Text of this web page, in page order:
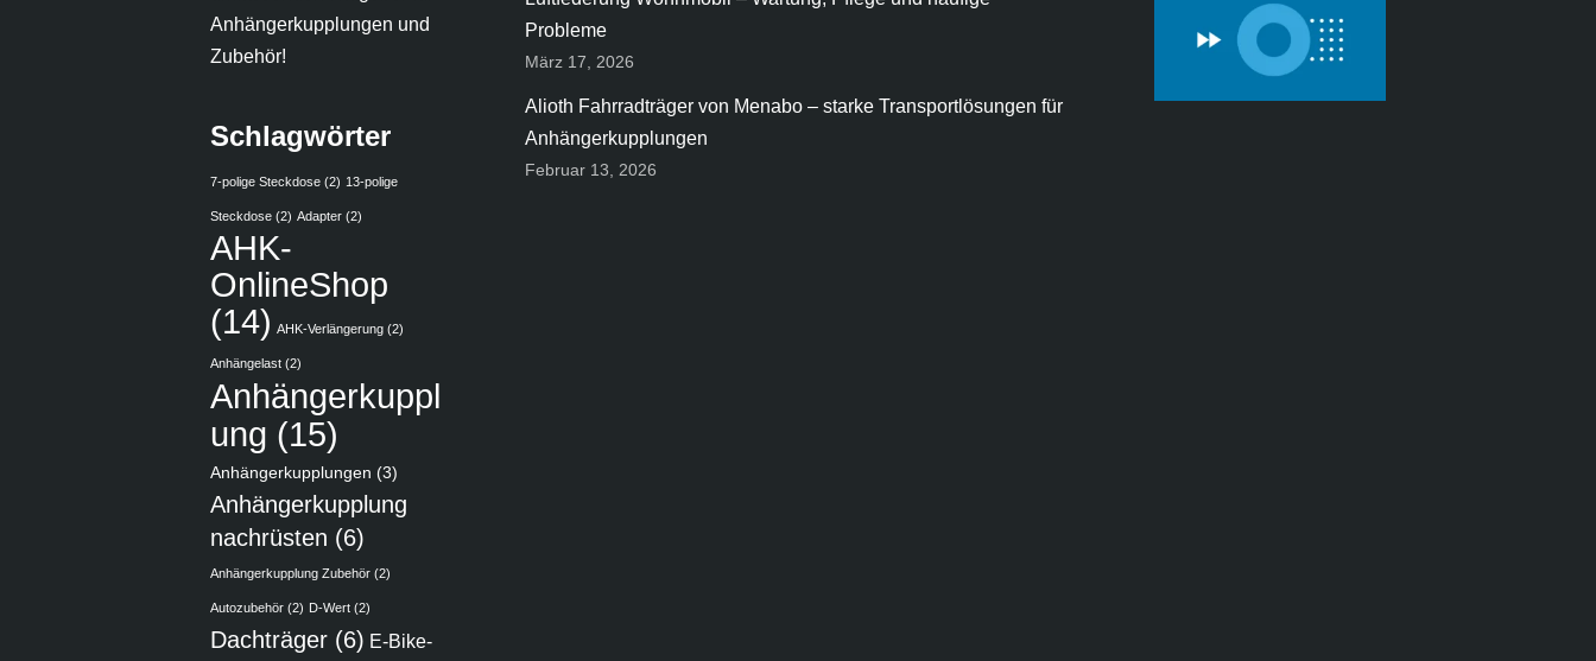
Anhängerkupplungen und
Zubehör!
Schlagwörter
7-polige Steckdose (2) 13-polige
Steckdose (2) Adapter (2)
AHK-
OnlineShop
(14) AHK-Verlängerung (2)
Anhängelast (2)
Anhängerkuppl
ung (15)
Anhängerkupplungen (3)
Anhängerkupplung
nachrüsten (6)
Anhängerkupplung Zubehör (2)
Autozubehör (2) D-Wert (2)
Dachträger (6) E-Bike-
Probleme
März 17, 2026
Alioth Fahrradträger von Menabo – starke Transportlösungen für
Anhängerkupplungen
Februar 13, 2026